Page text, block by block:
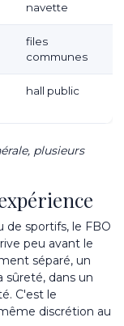
navette
files
communes
hall public
plusieurs
de sportifs, le FBO
peu avant le
séparé, un
sûreté, dans un
C'est le
discrétion au